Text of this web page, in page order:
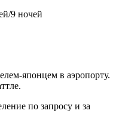
9 ночей
японцем в аэропорту.
по запросу и за